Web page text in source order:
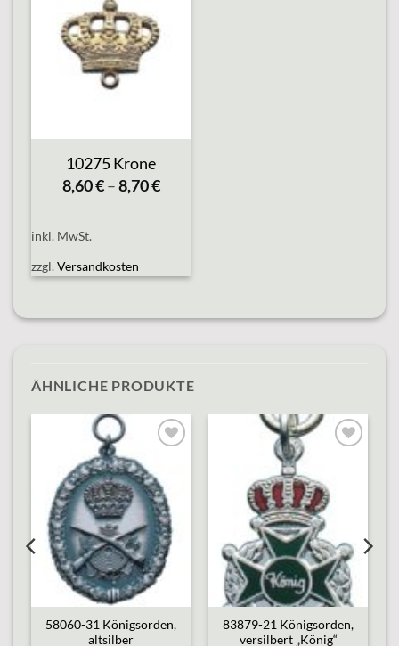
10275 Krone
8,60€–8,70€
inkl. MwSt.
zzgl.Versandkosten
ÄHNLICHE PRODUKTE
wishlist
58060-31 Königsorden,
altsilber
83879-21 Königsorden,
versilbert „König“